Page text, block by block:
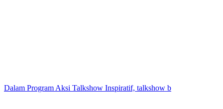
Dalam Program Aksi Talkshow Inspiratif, talkshow b